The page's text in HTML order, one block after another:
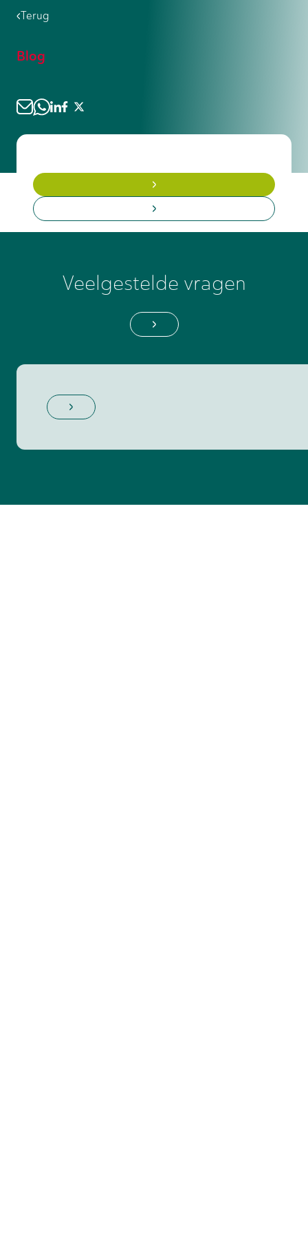
maar probeer zoveel mogelijk
zelfstandig te leren. Dit toont
professionaliteit en groeipotentieel aan
Terug
Blog
Veelgestelde vragen